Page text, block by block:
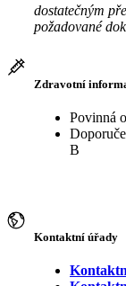
dostatečným
požadované
Zdravotní
Povinná
B
Kontaktní úřady